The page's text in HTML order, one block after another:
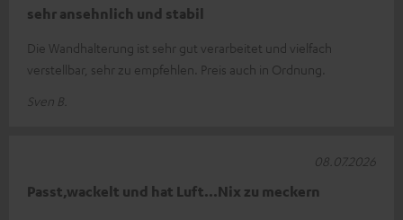
sehr ansehnlich und stabil
Die Wandhalterung ist sehr gut verarbeitet und vielfach
verstellbar, sehr zu empfehlen. Preis auch in Ordnung.
Sven B.
Passt,wackelt und hat Luft...Nix zu meckern
08.07.2026